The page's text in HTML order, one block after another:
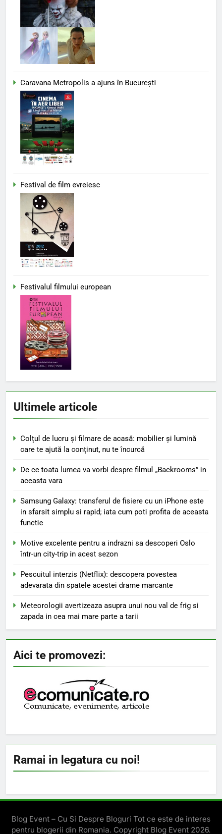
Caravana Metropolis a ajuns în București
Festival de film evreiesc
Festivalul filmului european
Ultimele articole
Colțul de lucru și filmare de acasă: mobilier și lumină
care te ajută la conținut, nu te încurcă
De ce toata lumea va vorbi despre filmul „Backrooms” in
aceasta vara
Samsung Galaxy: transferul de fisiere cu un iPhone este
in sfarsit simplu si rapid; iata cum poti profita de aceasta
functie
Motive excelente pentru a indrazni sa descoperi Oslo
într-un city-trip in acest sezon
Pescuitul interzis (Netflix): descopera povestea
adevarata din spatele acestei drame marcante
Meteorologii avertizeaza asupra unui nou val de frig si
zapada in cea mai mare parte a tarii
Aici te promovezi:
Ramai in legatura cu noi!
Blog Event – Cu Si Despre Bloguri Tot ce este de interes
pentru blogerii din Romania. Copyright Blog Event 2026.